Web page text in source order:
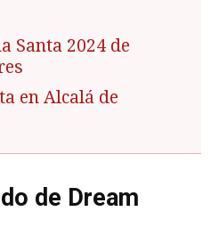
Santa 2024 de
en Alcalá de
de Dream